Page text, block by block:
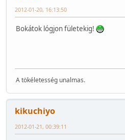
2012-01-20, 16:13:50
Bokátok lógjon fületekig!
A tökéletesség unalmas.
kikuchiyo
2012-01-21, 00:39:11